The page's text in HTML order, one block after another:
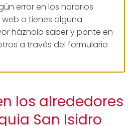
error en los horarios
o tienes alguna
háznolo saber y ponte en
a través del formulario
los alrededores
San Isidro